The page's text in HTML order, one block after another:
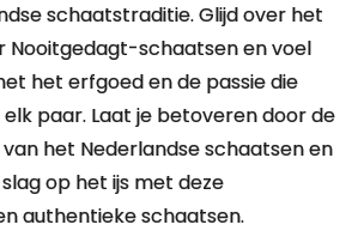
schaatstraditie. Glijd over het
Nooitgedagt-schaatsen en voel
het erfgoed en de passie die
paar. Laat je betoveren door de
het Nederlandse schaatsen en
op het ijs met deze
authentieke schaatsen.